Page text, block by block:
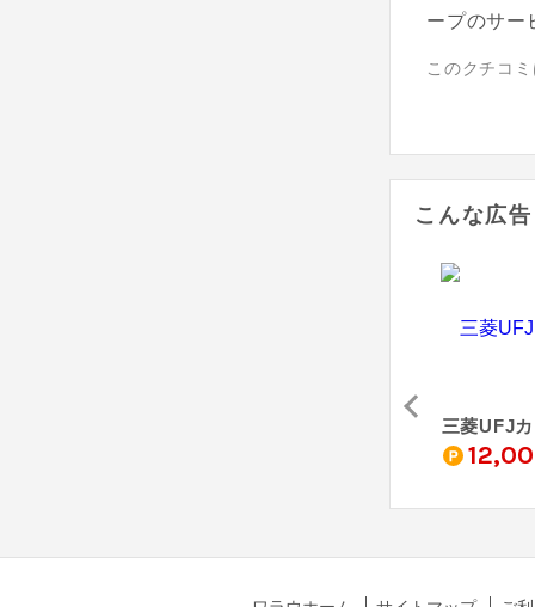
ープのサー
このクチコ
こんな広
三菱UFJ